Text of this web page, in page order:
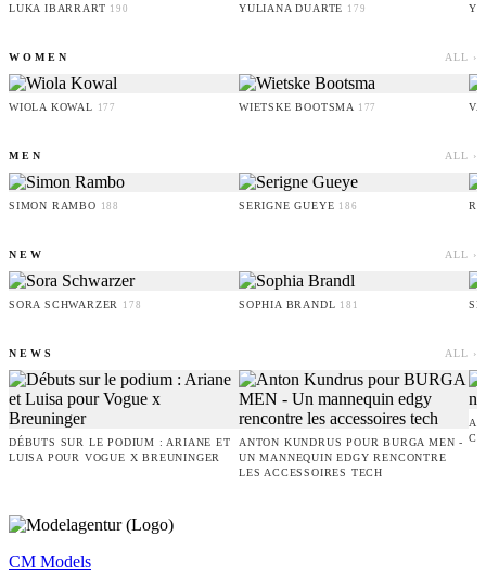
LUKA IBARRART 190 YULIANA DUARTE 179
WOMEN ALL ›
WIOLA KOWAL 177 WIETSKE BOOTSMA 177
MEN ALL ›
SIMON RAMBO 188 SERIGNE GUEYE 186
NEW ALL ›
SORA SCHWARZER 178 SOPHIA BRANDL 181
NEWS ALL ›
DÉBUTS SUR LE PODIUM : ARIANE ET
LUISA POUR VOGUE X BREUNINGER
ANTON KUNDRUS POUR BURGA MEN -
UN MANNEQUIN EDGY RENCONTRE
LES ACCESSOIRES TECH
CM Models